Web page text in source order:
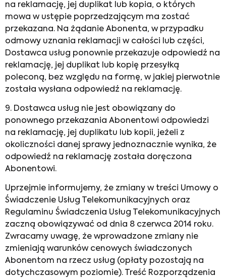
na reklamację, jej duplikat lub kopia, o których
mowa w ustępie poprzedzającym ma zostać
przekazana. Na żądanie Abonenta, w przypadku
odmowy uznania reklamacji w całości lub części,
Dostawca usług ponownie przekazuje odpowiedź na
reklamację, jej duplikat lub kopię przesyłką
poleconą, bez względu na formę, w jakiej pierwotnie
została wysłana odpowiedź na reklamację.
9. Dostawca usług nie jest obowiązany do
ponownego przekazania Abonentowi odpowiedzi
na reklamację, jej duplikatu lub kopii, jeżeli z
okoliczności danej sprawy jednoznacznie wynika, że
odpowiedź na reklamację została doręczona
Abonentowi.
Uprzejmie informujemy, że zmiany w treści Umowy o
Świadczenie Usług Telekomunikacyjnych oraz
Regulaminu Świadczenia Usług Telekomunikacyjnych
zaczną obowiązywać od dnia 8 czerwca 2014 roku.
Zwracamy uwagę, że wprowadzone zmiany nie
zmieniają warunków cenowych świadczonych
Abonentom na rzecz usług (opłaty pozostają na
dotychczasowym poziomie). Treść Rozporządzenia